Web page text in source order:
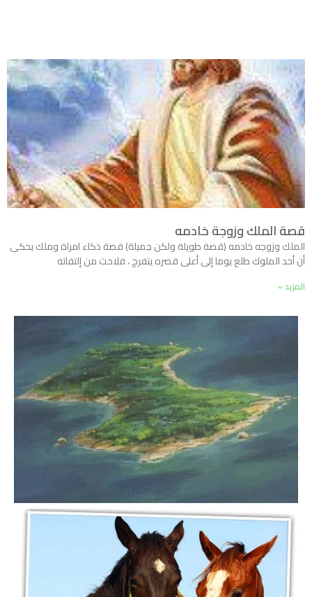
قصة الملك وزوجة خادمه
الملك وزوجه خادمه (قصة طويلة ولكن جميلة) قصة ذكاء امراة وملك يحكى
أن أحد الملوك طلع يوما إلى أعلى قصره يتفرج ، فلاحت من إلتفاته
المزيد »